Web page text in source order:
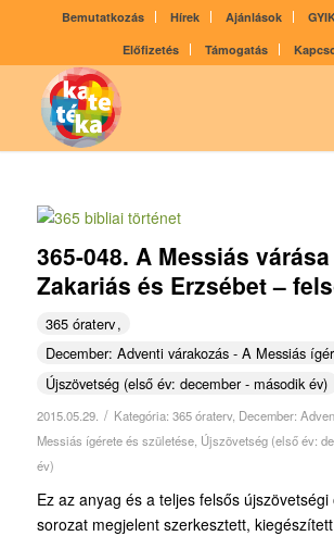
Bemutatkozás Hírek Ajánlások
Előfizetés
Támogatás
365-048. A Messiás
Zakariás és Erzsébet –
365 óraterv
December: Adventi várakozás - A Messiás
Újszövetség (első év: december - második év)
2015.05.29. / Kategória: 365 óraterv, December:
Messiás ígérete és születése, Újszövetség (első év:
év)
Ez az anyag és a teljes felsős
sorozat megjelent szerkesztett,